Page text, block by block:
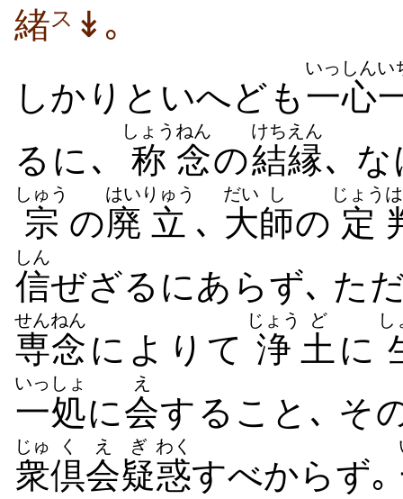
緒ス ↡｡
しかりといへども 一心
いっしんい
るに､ 称
しょう
念
ねん
の結縁
けちえん
､
宗
しゅう
の廃
はい
立
りゅう
､ 大
だい
師
し
の 定
じょう
信
しん
ぜざるにあらず､ た
専念
せんねん
によりて 浄
じょう
土
ど
に
し
一処
いっしょ
に会
え
すること､ そ
衆
じゅ
倶会
くえ
疑
ぎ
惑
わく
すべからず｡